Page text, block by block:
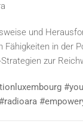
und
in der
zur